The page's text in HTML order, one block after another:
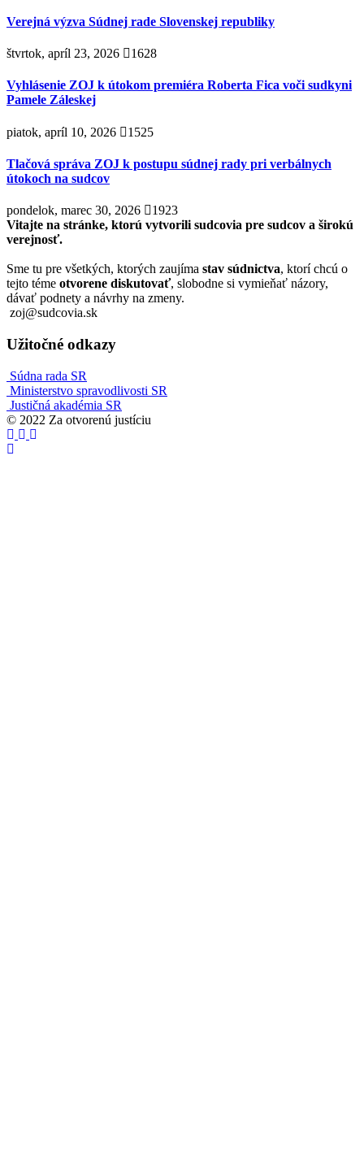
Verejná výzva Súdnej rade Slovenskej republiky
štvrtok, apríl 23, 2026 1628
Vyhlásenie ZOJ k útokom premiéra Roberta Fica voči sudkyni
Pamele Záleskej
piatok, apríl 10, 2026 1525
Tlačová správa ZOJ k postupu súdnej rady pri verbálnych
útokoch na sudcov
pondelok, marec 30, 2026
1923
Vitajte na stránke, ktorú vytvorili sudcovia pre sudcov a širokú
verejnosť.
Sme tu pre všetkých, ktorých zaujíma stav súdnictva, ktorí chcú o
tejto téme otvorene diskutovať, slobodne si vymieňať názory,
dávať podnety a návrhy na zmeny.
zoj@sudcovia.sk
Užitočné odkazy
Súdna rada SR
Ministerstvo spravodlivosti SR
Justičná akadémia SR
© 2022 Za otvorenú justíciu